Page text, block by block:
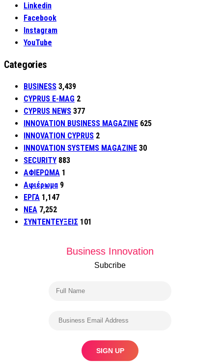
Linkedin
Facebook
Instagram
YouTube
Categories
BUSINESS 3,439
CYPRUS E-MAG 2
CYPRUS NEWS 377
INNOVATION BUSINESS MAGAZINE 625
INNOVATION CYPRUS 2
INNOVATION SYSTEMS MAGAZINE 30
SECURITY 883
ΑΦΙΕΡΩΜΑ 1
Αφιέρωμα 9
ΕΡΓΑ 1,147
ΝΕΑ 7,252
ΣΥΝΤΕΝΤΕΥΞΕΙΣ 101
Business Innovation
Subcribe